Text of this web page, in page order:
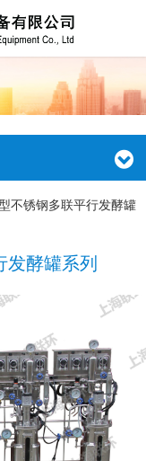
多联
不锈钢多联平行发酵罐
发酵罐系列